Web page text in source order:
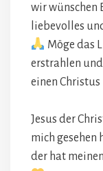
wir wünschen
liebevolles
Möge das
erstrahlen
einen
Jesus der
mich gesehen
der hat